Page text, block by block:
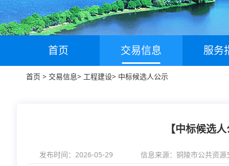
首页 交易信息 服务
首页 > 交易信息> 工程建设> 中标候选人公示
【中标候选
发布时间：2026-05-29 信息来源： 铜陵市公共资源